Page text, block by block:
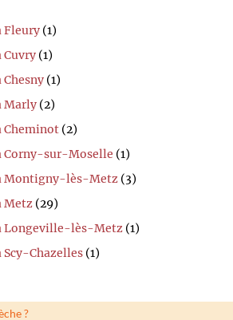
Fleury (1)
Cuvry (1)
Chesny (1)
Marly (2)
Cheminot (2)
Corny-sur-Moselle (1)
Montigny-lès-Metz (3)
Metz (29)
Longeville-lès-Metz (1)
Scy-Chazelles (1)
?